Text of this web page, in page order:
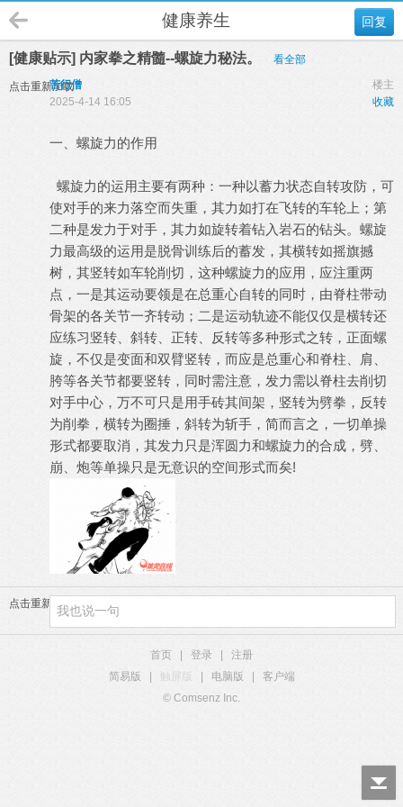
回复
健康养生
[健康贴示] 内家拳之精髓--螺旋力秘法。 看全部
点击重新加载 楼主
苦行僧
收藏
2025-4-14 16:05
一、螺旋力的作用
螺旋力的运用主要有两种：一种以蓄力状态自转攻防，可
使对手的来力落空而失重，其力如打在飞转的车轮上；第
二种是发力于对手，其力如旋转着钻入岩石的钻头。螺旋
力最高级的运用是脱骨训练后的蓄发，其横转如摇旗撼
树，其竖转如车轮削切，这种螺旋力的应用，应注重两
点，一是其运动要领是在总重心自转的同时，由脊柱带动
骨架的各关节一齐转动；二是运动轨迹不能仅仅是横转还
应练习竖转、斜转、正转、反转等多种形式之转，正面螺
旋，不仅是变面和双臂竖转，而应是总重心和脊柱、肩、
胯等各关节都要竖转，同时需注意，发力需以脊柱去削切
对手中心，万不可只是用手砖其间架，竖转为劈拳，反转
为削拳，横转为圈捶，斜转为斩手，简而言之，一切单操
形式都要取消，其发力只是浑圆力和螺旋力的合成，劈、
崩、炮等单操只是无意识的空间形式而矣!
点击重新加载
首页 登录
注册
简易版
触屏版 电脑版
客户端
© Comsenz Inc.